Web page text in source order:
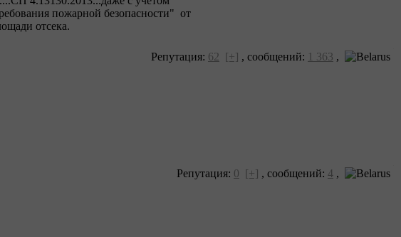
пожарной безопасности" от
отсека.
Репутация: 62 [+] , сообщений: 1 363 ,
Репутация: 0 [+] , сообщений: 4 ,